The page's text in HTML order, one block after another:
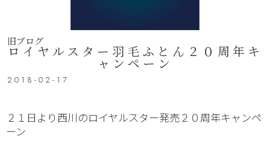
旧ブログ
ロイヤルスター羽毛ふとん２０周年キ
ャンペーン
2018-02-17
２１日より西川のロイヤルスター発売２０周年キャンペ
ーン